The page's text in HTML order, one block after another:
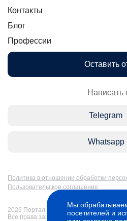
Контакты
Блог
Профессии
Оставить
Написать
Telegram
Whatsapp
Политика в отношении обработки
Пользовательское соглашение
2026 Портал Бакалавр-Магистр:
Все права защищены
Мы
посетителей и